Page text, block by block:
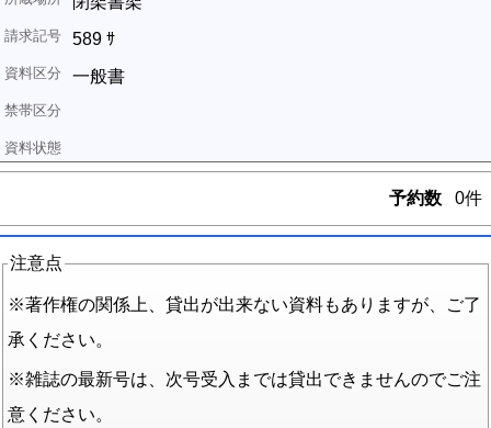
589 ｻ
一般書
予約数 0件
注意点
※著作権の関係上、貸出が出来ない資料もありますが、ご了
承ください。
※雑誌の最新号は、次号受入までは貸出できませんのでご注
意ください。